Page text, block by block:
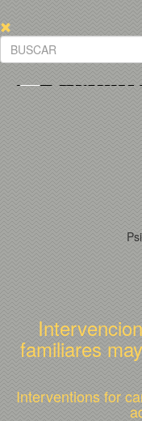
familiares
Interventions for